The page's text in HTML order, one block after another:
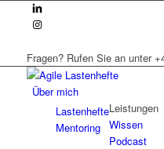
Fragen? Rufen Sie an unter
Über mich
Leistungen
Lastenhefte
Mentoring
Wissen
Podcast